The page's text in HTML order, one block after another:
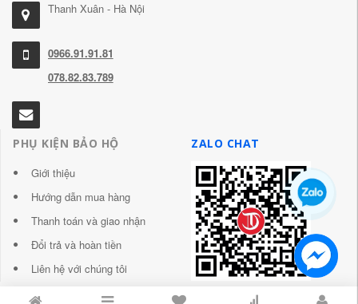
Thanh Xuân - Hà Nội
0966.91.91.81
078.82.83.789
PHỤ KIỆN BẢO HỘ
Giới thiệu
Hướng dẫn mua hàng
Thanh toán và giao nhận
Đổi trả và hoàn tiền
Liên hệ với chúng tôi
ZALO CHAT